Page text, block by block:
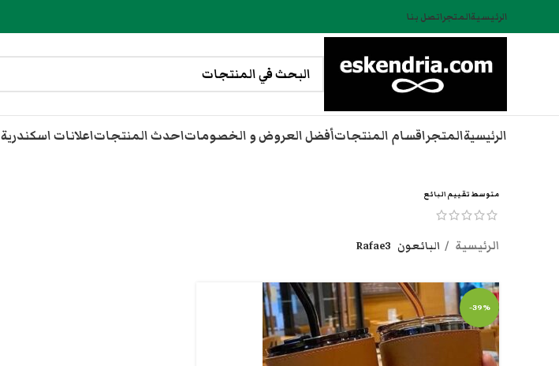
الرئيسيةالمتجراتصل بنا
الرئيسيةالمتجراقسام المنتجاتأفضل العروض و الخصوماتاحدث المنتجاتاعلانات اسكندرية
متوسط تقييم البائع
الرئيسية البائعون Rafae3
-39%